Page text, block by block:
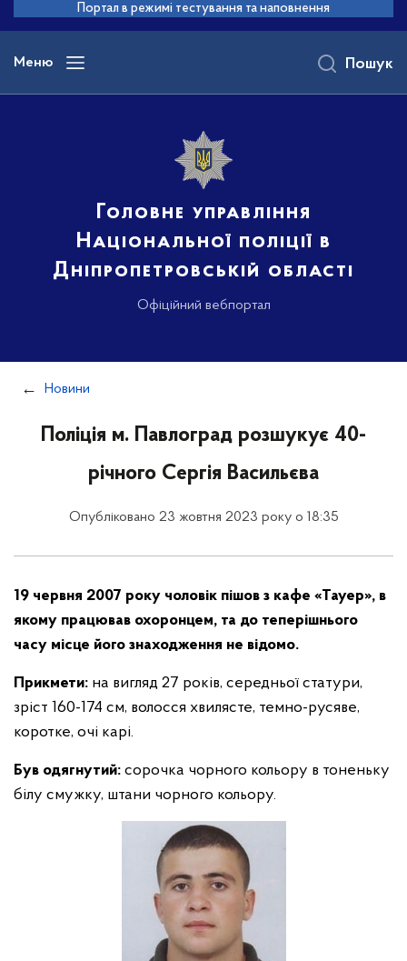
основного
вмісту
Портал в режимі тестування та наповнення
Меню
Головне управління
Національної поліції в
Дніпропетровській області
Офіційний вебпортал
Пошук
Новини
Поліція м. Павлоград розшукує 40-
річного Сергія Васильєва
Опубліковано 23 жовтня 2023 року о 18:35
19 червня 2007 року чоловік пішов з кафе «Тауер», в
якому працював охоронцем, та до теперішнього
часу місце його знаходження не відомо.
Прикмети: на вигляд 27 років, середньої статури,
зріст 160-174 см, волосся хвилясте, темно-русяве,
коротке, очі карі.
Був одягнутий: сорочка чорного кольору в тоненьку
білу смужку, штани чорного кольору.